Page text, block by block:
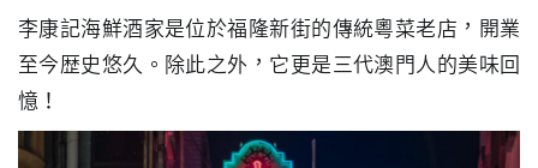
門
李康記海鮮酒家是位於福隆新街的傳統粵菜老店，開業
至今歴史悠久。除此之外，它更是三代澳門人的美味回
憶！